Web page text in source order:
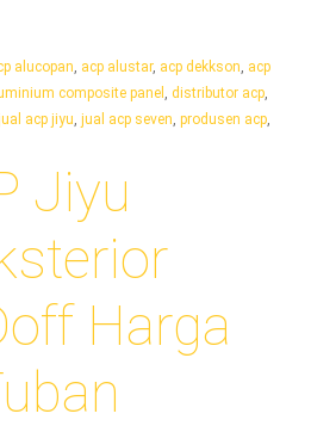
alucopan, acp alustar, acp dekkson, acp
composite panel , distributor acp,
acp jiyu, jual acp seven, produsen acp,
Jiyu
Harga